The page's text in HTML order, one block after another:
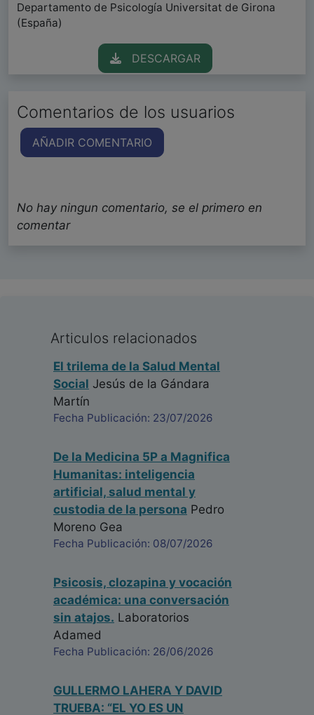
Departamento de Psicología Universitat de Girona
(España)
DESCARGAR
Comentarios de los usuarios
AÑADIR COMENTARIO
No hay ningun comentario, se el primero en
comentar
Articulos relacionados
El trilema de la Salud Mental
Social Jesús de la Gándara
Martín
Fecha Publicación: 23/07/2026
De la Medicina 5P a Magnifica
Humanitas: inteligencia
artificial, salud mental y
custodia de la persona Pedro
Moreno Gea
Fecha Publicación: 08/07/2026
Psicosis, clozapina y vocación
académica: una conversación
sin atajos. Laboratorios
Adamed
Fecha Publicación: 26/06/2026
GULLERMO LAHERA Y DAVID
TRUEBA: “EL YO ES UN